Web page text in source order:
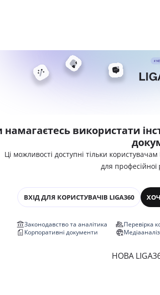
намагаєтесь використати
Ці можливості доступні тільки
для
ВХІД ДЛЯ КОРИСТУВАЧІВ LIGA360
Законодавство та аналітика
Корпоративні документи
Перевірка
НОВА